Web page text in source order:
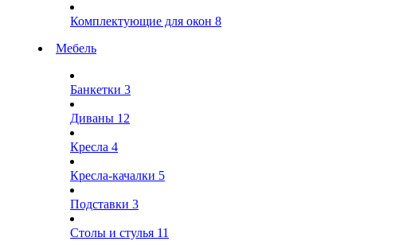
Комплектующие для окон 8
Мебель
Банкетки 3
Диваны 12
Кресла 4
Кресла-качалки 5
Подставки 3
Столы и стулья 11